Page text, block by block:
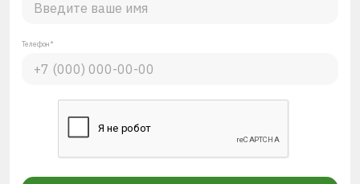
Телефон*